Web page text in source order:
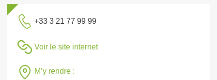
+33 3 21 77 99 99
Voir le site internet
M’y rendre :